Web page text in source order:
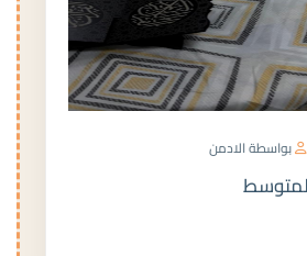
بواسطة الادمن